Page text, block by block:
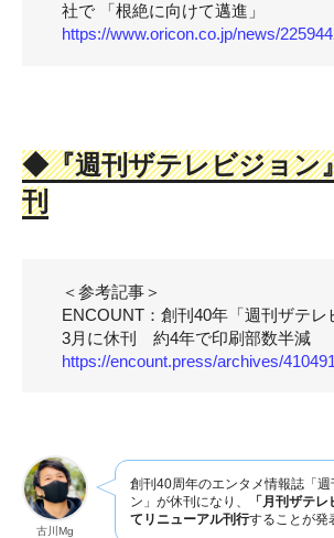
社で 「根絶に向けて邁進」
https://www.oricon.co.jp/news/
◆『週刊ザテレビジョン
刊
＜参考記事＞
ENCOUNT：創刊40年「週刊ザテレ
3月に休刊 約4年で印刷部数半減
https://encount.press/archives/
古川Mg
創刊40周年のエンタメ情報誌「週
ン」が休刊になり、
「月刊ザテ
てリニューアル刊行することが発